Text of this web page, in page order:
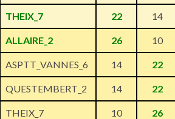
THEIX_7 22 14
ALLAIRE_2 26 10
ASPTT_VANNES_6 14 22
QUESTEMBERT_2 14 22
THEIX_7 10 26